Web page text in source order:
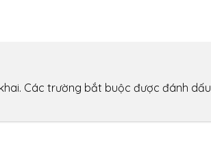
Các trường bắt buộc được đánh dấu